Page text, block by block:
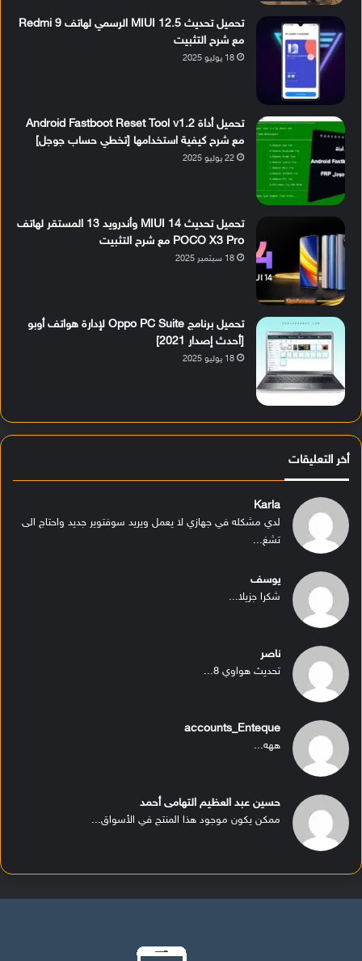
تحميل تحديث MIUI 12.5 الرسمي لهاتف Redmi 9
مع شرح التثبيت
18 يوليو 2025
تحميل أداة Android Fastboot Reset Tool v1.2
مع شرح كيفية استخدامها [تخطي حساب جوجل]
22 يوليو 2025
تحميل تحديث MIUI 14 وأندرويد 13 المستقر لهاتف
POCO X3 Pro مع شرح التثبيت
18 سبتمبر 2025
تحميل برنامج Oppo PC Suite لإدارة هواتف أوبو
[أحدث إصدار 2021]
18 يوليو 2025
أخر التعليقات
Karla
لدي مشكله في جهازي لا يعمل ويريد سوفتوير جديد واحتاج الى
تشغ...
يوسف
شكرا جزيلا...
ناصر
تحديث هواوي 8...
accounts_Enteque
ههه...
حسين عبد العظيم التهامى أحمد
ممكن يكون موجود هذا المنتج في الأسواق...